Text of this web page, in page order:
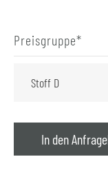
Preisgruppe*
In den